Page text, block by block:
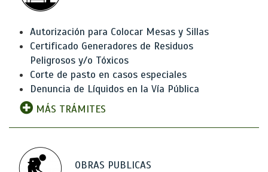
Autorización para Colocar Mesas y Sillas
Certificado Generadores de Residuos
Peligrosos y/o Tóxicos
Corte de pasto en casos especiales
Denuncia de Líquidos en la Vía Pública
MÁS TRÁMITES
OBRAS PUBLICAS